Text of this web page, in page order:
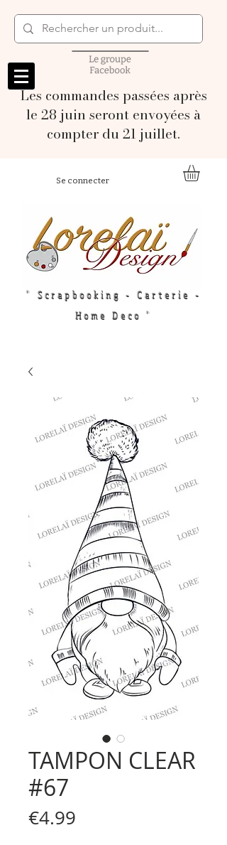
Les commandes passées après
le 28 juin seront envoyées à
compter du 21 juillet.
Se connecter
" Scrapbooking - Carterie -
Home Deco "
TAMPON CLEAR
#67
€4.99